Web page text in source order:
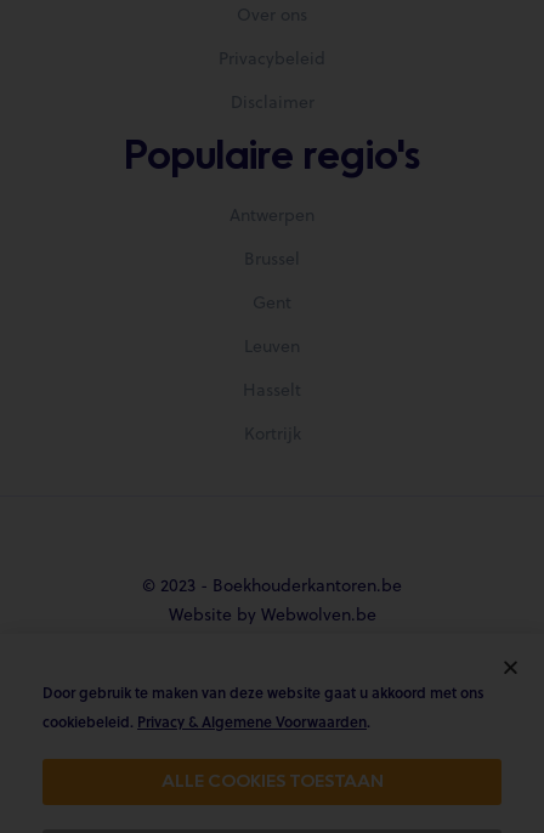
Over ons
Privacybeleid
Disclaimer
Populaire regio's
Antwerpen
Brussel
Gent
Leuven
Hasselt
Kortrijk
© 2023 - Boekhouderkantoren.be
Website by Webwolven.be
  
Gemiddelde klantbeoordeling
4.8/5 op Trustpilot & 4.9/5 op google
Door gebruik te maken van deze website gaat u akkoord met ons
cookiebeleid. Privacy & Algemene Voorwaarden.
ALLE COOKIES TOESTAAN